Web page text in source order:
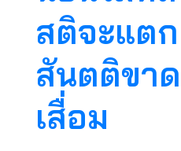
สติจะแตก
สันตติขา
เสื่อม